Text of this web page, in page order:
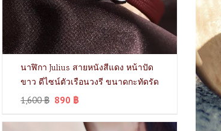
นาฬิกา Julius สายหนังสีแดง หน้าปัด
ขาว ดีไซน์ตัวเรือนวงรี ขนาดกะทัดรัด
1,600฿ 890 ฿